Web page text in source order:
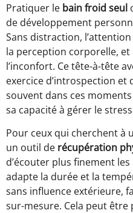
Pratiquer le bain froid seul
de développement
Sans distraction,
la perception corporelle,
l’inconfort. Ce tête-à-tête
exercice d’introspection et
souvent dans ces
sa capacité à gérer le
Pour ceux qui cherchent à
un outil de récupération
d’écouter plus finement
adapte la durée et la
sans influence extérieure,
sur-mesure. Cela peut